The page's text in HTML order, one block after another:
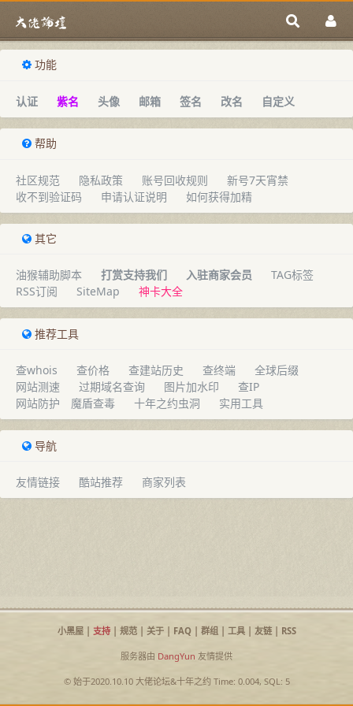
功能
认证 紫名 头像 邮箱 签名 改名 自定义
帮助
社区规范 隐私政策 账号回收规则
新号7天宵禁
收不到验证码
申请认证说明 如何获得加精
其它
油猴辅助脚本 打赏支持我们 入驻商家会员
TAG标签
RSS订阅
SiteMap 神卡大全
推荐工具
查whois 查价格 查建站历史 查终端
全球后缀
网站测速
过期域名查询 图片加水印
查IP
网站防护
魔盾查毒 十年之约虫洞 实用工具
导航
友情链接 酷站推荐 商家列表
小黑屋| 支持| 规范| 关于| FAQ| 群组| 工具| 友链| RSS
服务器由 DangYun 友情提供
© 始于2020.10.10 大佬论坛&十年之约Time: 0.004, SQL: 5